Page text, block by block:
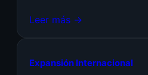
Leer más →
Expansión Internacional